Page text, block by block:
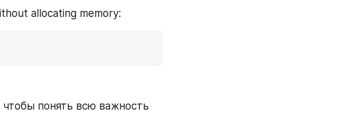
allocating memory:
понять всю важность